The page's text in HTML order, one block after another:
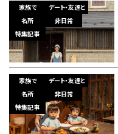
家族で
デート・友達と
名所
非日常
特集記事
家族で
デート・友達と
名所
非日常
特集記事